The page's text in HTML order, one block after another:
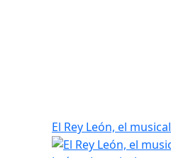
El Rey León, el musical